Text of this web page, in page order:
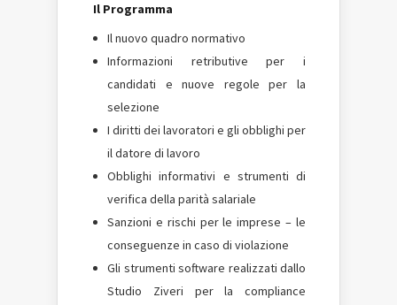
Il Programma
Il nuovo quadro normativo
Informazioni retributive per i
candidati e nuove regole per la
selezione
I diritti dei lavoratori e gli obblighi per
il datore di lavoro
Obblighi informativi e strumenti di
verifica della parità salariale
Sanzioni e rischi per le imprese – le
conseguenze in caso di violazione
Gli strumenti software realizzati dallo
Studio Ziveri per la compliance